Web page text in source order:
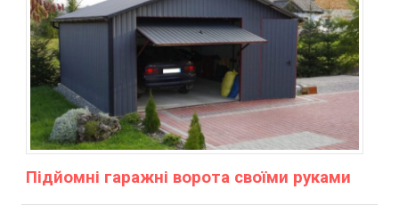
Підйомні гаражні ворота своїми руками